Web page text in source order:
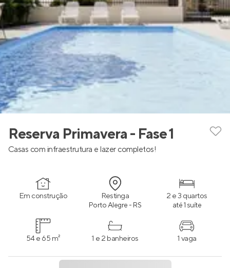
Reserva Primavera - Fase 1
Casas com infraestrutura e lazer completos!
Em construção Restinga
Porto Alegre - RS
2 e 3 quartos
até 1 suíte
54 e 65 m² 1 e 2 banheiros 1 vaga